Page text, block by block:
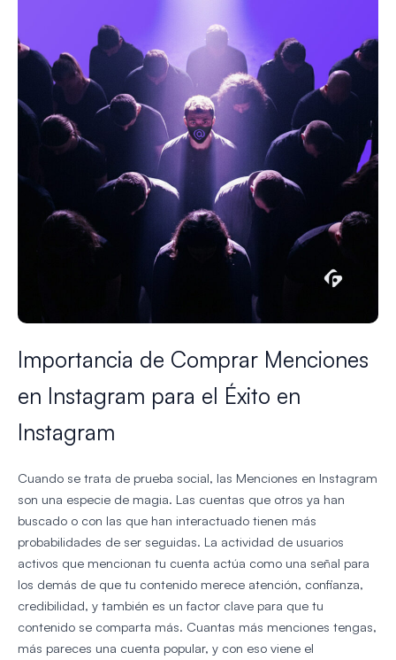
Importancia de Comprar Menciones
en Instagram para el Éxito en
Instagram
Cuando se trata de prueba social, las Menciones en Instagram
son una especie de magia. Las cuentas que otros ya han
buscado o con las que han interactuado tienen más
probabilidades de ser seguidas. La actividad de usuarios
activos que mencionan tu cuenta actúa como una señal para
los demás de que tu contenido merece atención, confianza,
credibilidad, y también es un factor clave para que tu
contenido se comparta más. Cuantas más menciones tengas,
más pareces una cuenta popular, y con eso viene el